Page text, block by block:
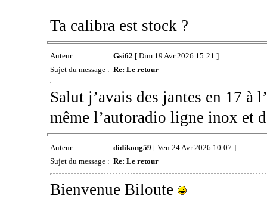
Ta calibra est stock ?
Auteur : Gsi62 [ Dim 19 Avr 2026 15:21 ]
Sujet du message : Re: Le retour
Salut j’avais des jantes en 17 à
même l’autoradio ligne inox et
Auteur : didikong59 [ Ven 24 Avr 2026 10:07 ]
Sujet du message : Re: Le retour
Bienvenue Biloute